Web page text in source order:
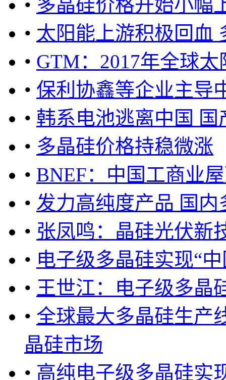
• 多晶硅价格开始小幅
• 太阳能上游积极回血
• GTM：2017年全球
• 保利协鑫等企业主导
• 韩系电池逃离中国
• 多晶硅价格持稳微涨
• BNEF：中国工商业
• 发力高纯度产品 国
• 张凤鸣：晶硅光伏新
• 电子级多晶硅实现“
• 王世江：电子级多晶
• 全球最大多晶硅生产
晶硅市场
• 高纯电子级多晶硅实